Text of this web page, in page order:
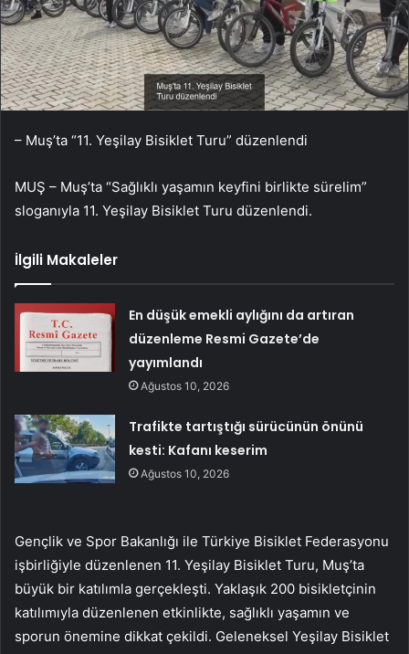
– Muş’ta “11. Yeşilay Bisiklet Turu” düzenlendi
MUŞ – Muş’ta “Sağlıklı yaşamın keyfini birlikte sürelim”
sloganıyla 11. Yeşilay Bisiklet Turu düzenlendi.
İlgili Makaleler
En düşük emekli aylığını da artıran
düzenleme Resmi Gazete’de
yayımlandı
Ağustos 10, 2026
Trafikte tartıştığı sürücünün önünü
kesti: Kafanı keserim
Ağustos 10, 2026
Gençlik ve Spor Bakanlığı ile Türkiye Bisiklet Federasyonu
işbirliğiyle düzenlenen 11. Yeşilay Bisiklet Turu, Muş’ta
büyük bir katılımla gerçekleşti. Yaklaşık 200 bisikletçinin
katılımıyla düzenlenen etkinlikte, sağlıklı yaşamın ve
sporun önemine dikkat çekildi. Geleneksel Yeşilay Bisiklet